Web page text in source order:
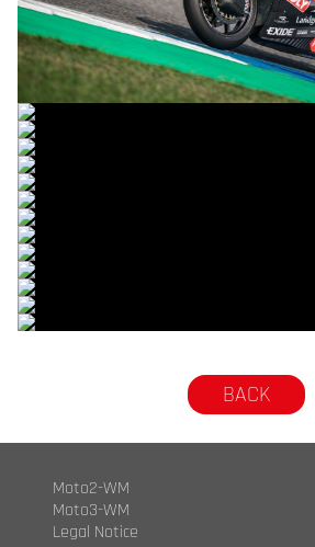
© R. Lekl & S. Wobser
© R. Lekl & S. Wobser
© R. Lekl & S. Wobser
© R. Lekl & S. Wobser
© R. Lekl & S. Wobser
© R. Lekl & S. Wobser
© R. Lekl & S. Wobser
© R. Lekl & S. Wobser
© R. Lekl & S. Wobser
© R. Lekl & S. Wobser
© R. Lekl & S. Wobser
© R. Lekl & S. Wobser
BACK
Moto2-WM
Moto3-WM
Legal Notice